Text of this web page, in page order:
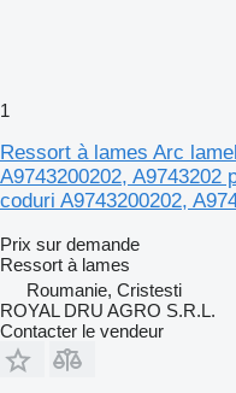
1
Ressort à lames Arc
A9743200202, A9743202
coduri A9743200202,
Prix sur demande
Ressort à lames
Roumanie, Cristesti
ROYAL DRU AGRO S.R.L.
Contacter le vendeur